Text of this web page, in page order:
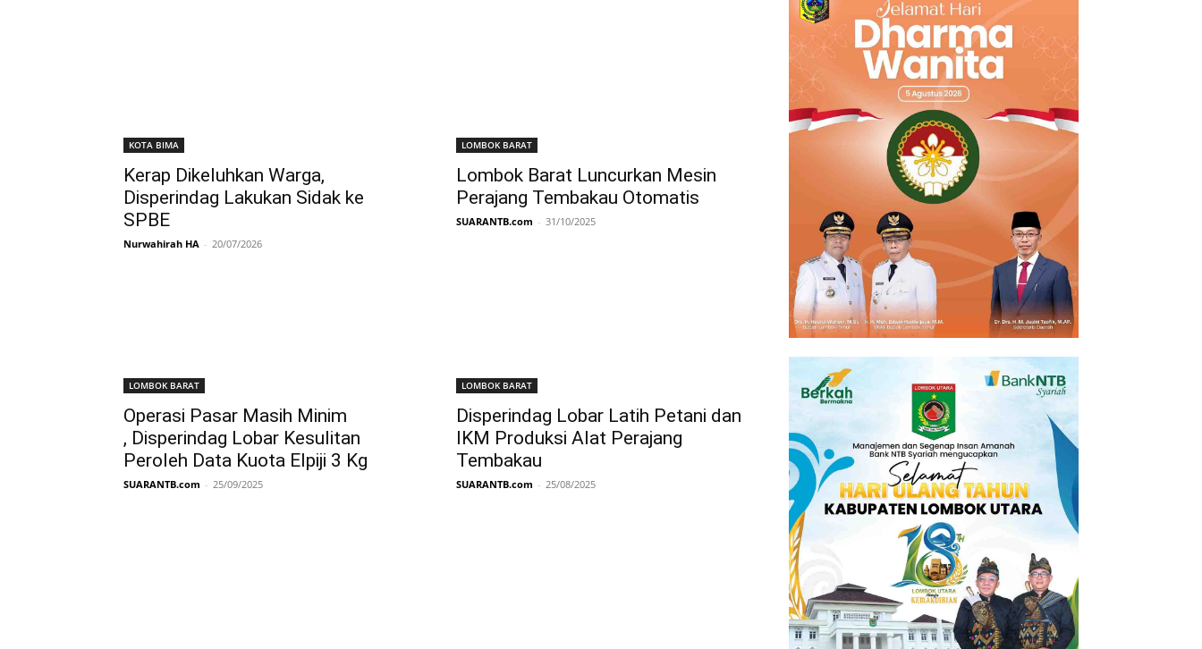
KOTA BIMA
Kerap Dikeluhkan Warga,
Disperindag Lakukan Sidak ke
SPBE
Nurwahirah HA - 20/07/2026
LOMBOK BARAT
Lombok Barat Luncurkan Mesin
Perajang Tembakau Otomatis
SUARANTB.com - 31/10/2025
LOMBOK BARAT
Operasi Pasar Masih Minim
, Disperindag Lobar Kesulitan
Peroleh Data Kuota Elpiji 3 Kg
SUARANTB.com - 25/09/2025
LOMBOK BARAT
Disperindag Lobar Latih Petani dan
IKM Produksi Alat Perajang
Tembakau
SUARANTB.com - 25/08/2025